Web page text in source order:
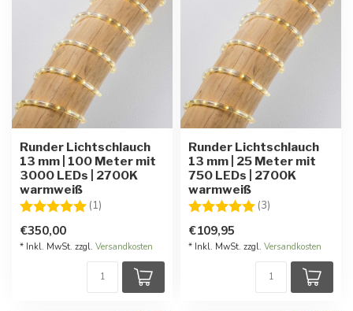
Runder Lichtschlauch
13 mm | 100 Meter mit
3000 LEDs | 2700K
warmweiß
Bewertung:
(1) 5.0 von 5 Sternen
€350,00
* Inkl. MwSt. zzgl. Versandkosten
Runder Lichtschlauch
13 mm | 25 Meter mit
750 LEDs | 2700K
warmweiß
Bewertung:
(3)
€109,95
* Inkl. MwSt. zzgl. Versandkosten